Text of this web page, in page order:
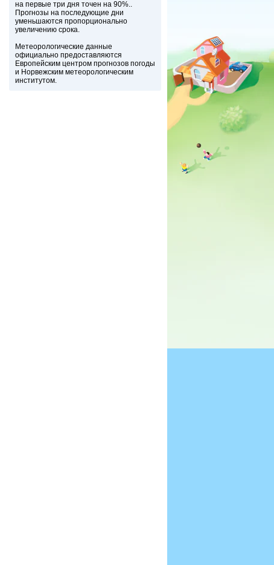
на первые три дня точен на 90%..
Прогнозы на последующие дни
уменьшаются пропорционально
увеличению срока.
Метеорологические данные
официально предоставляются
Европейским центром прогнозов погоды
и Норвежским метеорологическим
институтом.